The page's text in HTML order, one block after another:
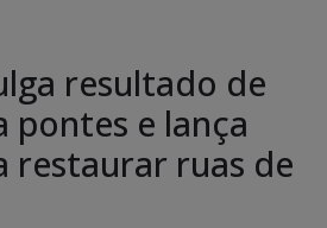
resultado de
pontes e lança
restaurar ruas de